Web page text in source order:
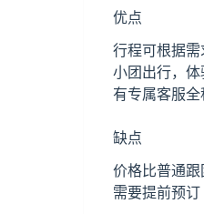
优点
行程可根据
小团出行，体
有专属客服
缺点
价格比普通
需要提前预订